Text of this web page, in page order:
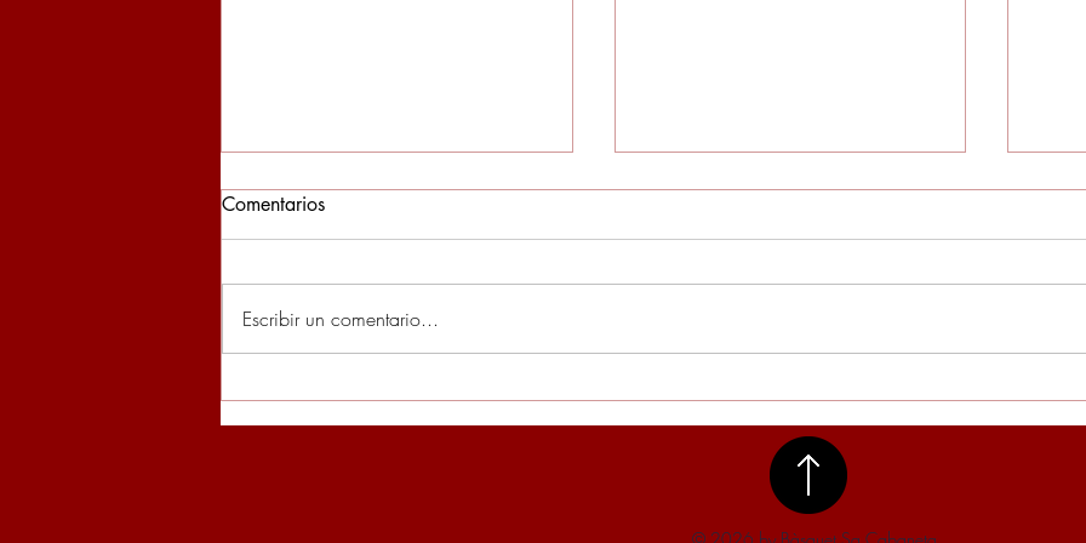
1ª Edició Campus ADN
de Pòrtol 2026
Comentarios
Escribir un comentario...
© 2026 by Bàsquet Sa Cabaneta